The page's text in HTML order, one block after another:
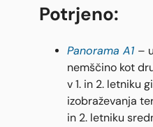
Potrjeno:
Panorama A1 –
nemščino kot
v 1. in 2. letniku
izobraževanja
in 2. letniku